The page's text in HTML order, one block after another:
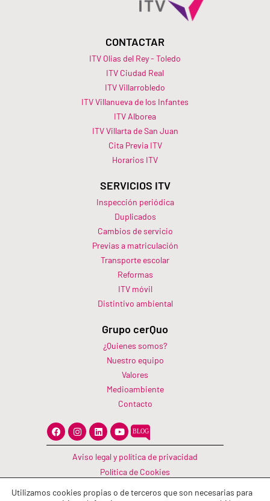
CONTACTAR
ITV Olias del Rey - Toledo
ITV Ciudad Real
ITV Villarrobledo
ITV Villanueva de los Infantes
ITV Alborea
ITV Villarta de San Juan
Cita Previa ITV
Horarios ITV​
SERVICIOS ITV
Inspección periódica
Duplicados
Cambios de servicio
Previas a matriculación
Transporte escolar
Reformas
ITV móvil
Distintivo ambiental
Grupo cerQuo
¿Quienes somos?
Nuestro equipo
Valores
Medioambiente
Contacto
F
a
c
o
k
I
n
s
t
a
r
a
m
L
i
n
k
e
d
i
n
Y
o
u
t
u
b
e
Aviso legal y política de privacidad
Política de Cookies
Utilizamos cookies propias o de terceros que son necesarias para